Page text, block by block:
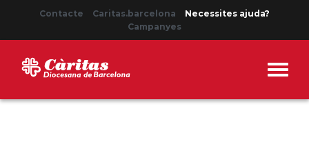
Contacte Caritas.barcelona
Necessites ajuda?
Campanyes